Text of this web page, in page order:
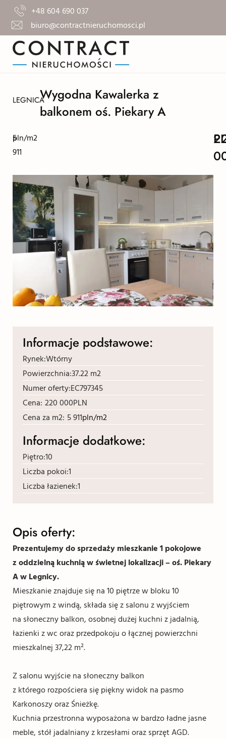
+48 604 690 037
biuro@contractnieruchomosci.pl
LEGNICAWygodna Kawalerka z
balkonem oś. Piekary A
5
911
pln/m2
Opis oferty:
Prezentujemy do sprzedaży mieszkanie 1 pokojowe
z oddzielną kuchnią w świetnej lokalizacji – oś. Piekary
A w Legnicy.
Mieszkanie znajduje się na 10 piętrze w bloku 10
piętrowym z windą, składa się z salonu z wyjściem
na słoneczny balkon, osobnej dużej kuchni z jadalnią,
łazienki z wc oraz przedpokoju o łącznej powierzchni
mieszkalnej 37,22 m².
Z salonu wyjście na słoneczny balkon
z którego rozpościera się piękny widok na pasmo
Karkonoszy oraz Śnieżkę.
Kuchnia przestronna wyposażona w bardzo ładne jasne
meble, stół jadalniany z krzesłami oraz sprzęt AGD.
Informacje podstawowe:
Rynek:Wtórny
Powierzchnia:37.22 m2
Numer oferty:EC797345
Cena: 220 000PLN
Cena za m2: 5 911pln/m2
Informacje dodatkowe:
Piętro:10
Liczba pokoi:1
Liczba łazienek:1